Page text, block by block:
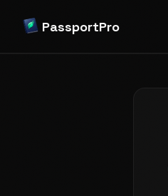
PassportPro